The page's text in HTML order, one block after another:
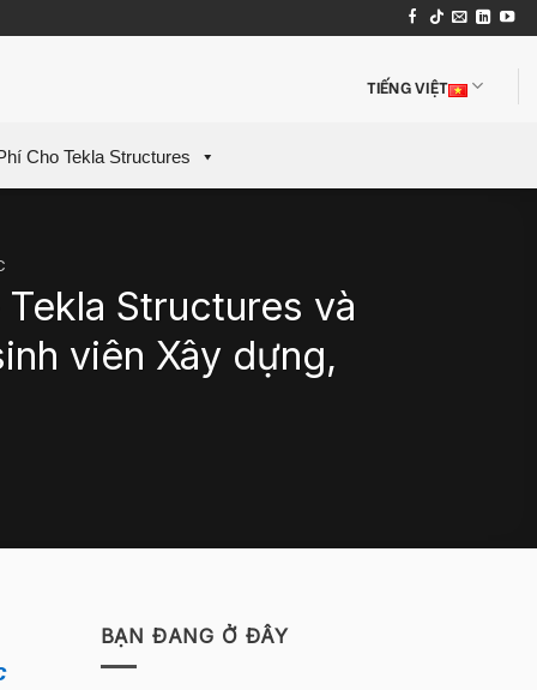
TIẾNG VIỆT
Cho Tekla Structures
Structures và
viên Xây dựng,
BẠN ĐANG Ở ĐÂY